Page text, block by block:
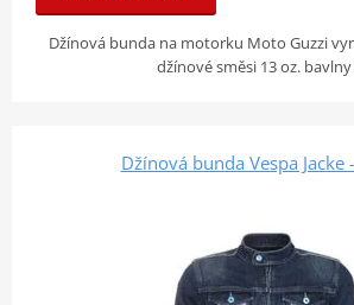
Džínová bunda na motorku Moto Guzzi
džínové směsi 13 oz.
Džínová bunda Vespa Jacke